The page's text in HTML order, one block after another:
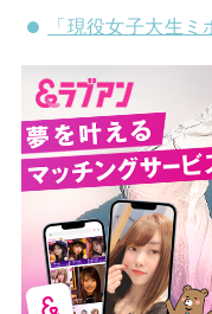
「現役女子大生